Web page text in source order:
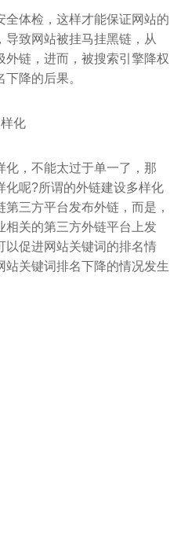
全体检，这样才能保证网站的
致网站被挂马挂黑链，从
外链，进而，被搜索引擎降权
降的后果。
化
化，不能太过于单一了，那
化呢?所谓的外链建设多样化
三方平台发布外链，而是，
相关的第三方外链平台上发
以促进网站关键词的排名情
站关键词排名下降的情况发生